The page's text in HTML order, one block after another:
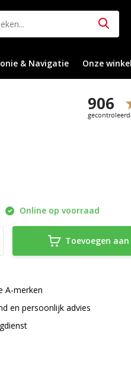
& Navigatie Onze winkel
Online op voorraad
Toevoegen
A-merken
en persoonlijk advies